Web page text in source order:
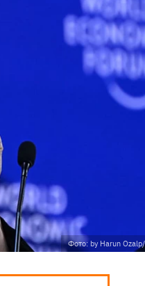
Фото: by Harun